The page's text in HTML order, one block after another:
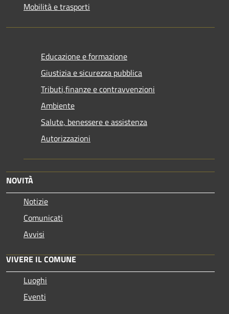
Mobilità e trasporti
Educazione e formazione
Giustizia e sicurezza pubblica
Tributi,finanze e contravvenzioni
Ambiente
Salute, benessere e assistenza
Autorizzazioni
NOVITÀ
Notizie
Comunicati
Avvisi
VIVERE IL COMUNE
Luoghi
Eventi